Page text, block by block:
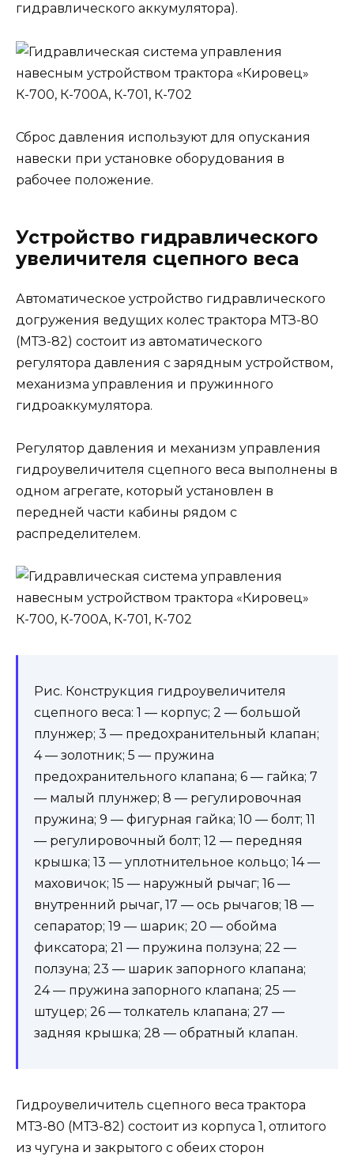
гидравлического аккумулятора).
Сброс давления используют для опускания
навески при установке оборудования в
рабочее положение.
Устройство гидравлического
увеличителя сцепного веса
Автоматическое устройство гидравлического
догружения ведущих колес трактора МТЗ-80
(МТЗ-82) состоит из автоматического
регулятора давления с зарядным устройством,
механизма управления и пружинного
гидроаккумулятора.
Регулятор давления и механизм управления
гидроувеличителя сцепного веса выполнены в
одном агрегате, который установлен в
передней части кабины рядом с
распределителем.
Рис. Конструкция гидроувеличителя
сцепного веса: 1 — корпус; 2 — большой
плунжер; 3 — предохранительный клапан;
4 — золотник; 5 — пружина
предохранительного клапана; 6 — гайка; 7
— малый плунжер; 8 — регулировочная
пружина; 9 — фигурная гайка; 10 — болт; 11
— регулировочный болт; 12 — передняя
крышка; 13 — уплотнительное кольцо; 14 —
маховичок; 15 — наружный рычаг; 16 —
внутренний рычаг, 17 — ось рычагов; 18 —
сепаратор; 19 — шарик; 20 — обойма
фиксатора; 21 — пружина ползуна; 22 —
ползуна; 23 — шарик запорного клапана;
24 — пружина запорного клапана; 25 —
штуцер; 26 — толкатель клапана; 27 —
задняя крышка; 28 — обратный клапан.
Гидроувеличитель сцепного веса трактора
МТЗ-80 (МТЗ-82) состоит из корпуса 1, отлитого
из чугуна и закрытого с обеих сторон